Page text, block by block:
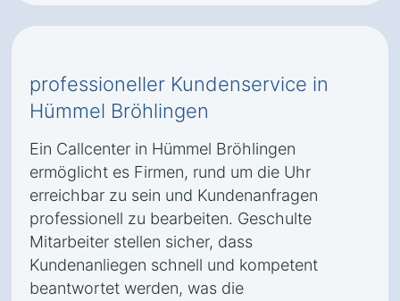
professioneller Kundenservice in
Hümmel Bröhlingen
Ein Callcenter in Hümmel Bröhlingen
ermöglicht es Firmen, rund um die Uhr
erreichbar zu sein und Kundenanfragen
professionell zu bearbeiten. Geschulte
Mitarbeiter stellen sicher, dass
Kundenanliegen schnell und kompetent
beantwortet werden, was die